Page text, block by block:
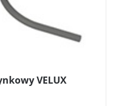
VELUX